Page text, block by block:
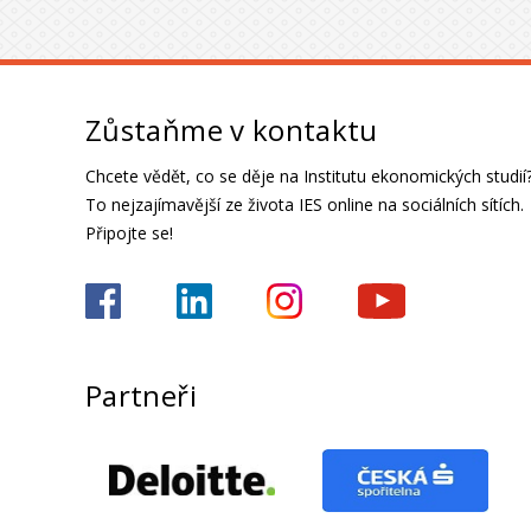
Zůstaňme v kontaktu
Chcete vědět, co se děje na Institutu ekonomických
To nejzajímavější ze života IES online na sociálních sítích.
Připojte se!
Partneři